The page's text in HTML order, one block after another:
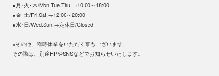
●月･火･木/Mon.Tue.Thu.→10:00～18:00
●金･土/Fri.Sat.→12:00～20:00
●水･日/Wed.Sun.→定休日/Closed
※その他、臨時休業をいただく事もございます。
その際は、別途HPやSNSなどでお知らせいたします。